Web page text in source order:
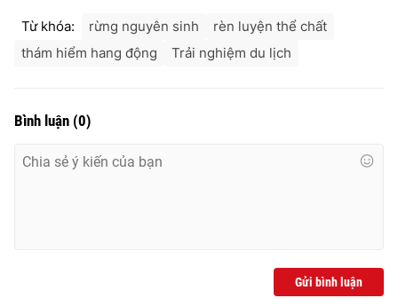
Từ khóa: rừng nguyên sinh
rèn luyện thể chất
thám hiểm hang động
Trải nghiệm du lịch
Bình luận (0)
Gửi bình luận